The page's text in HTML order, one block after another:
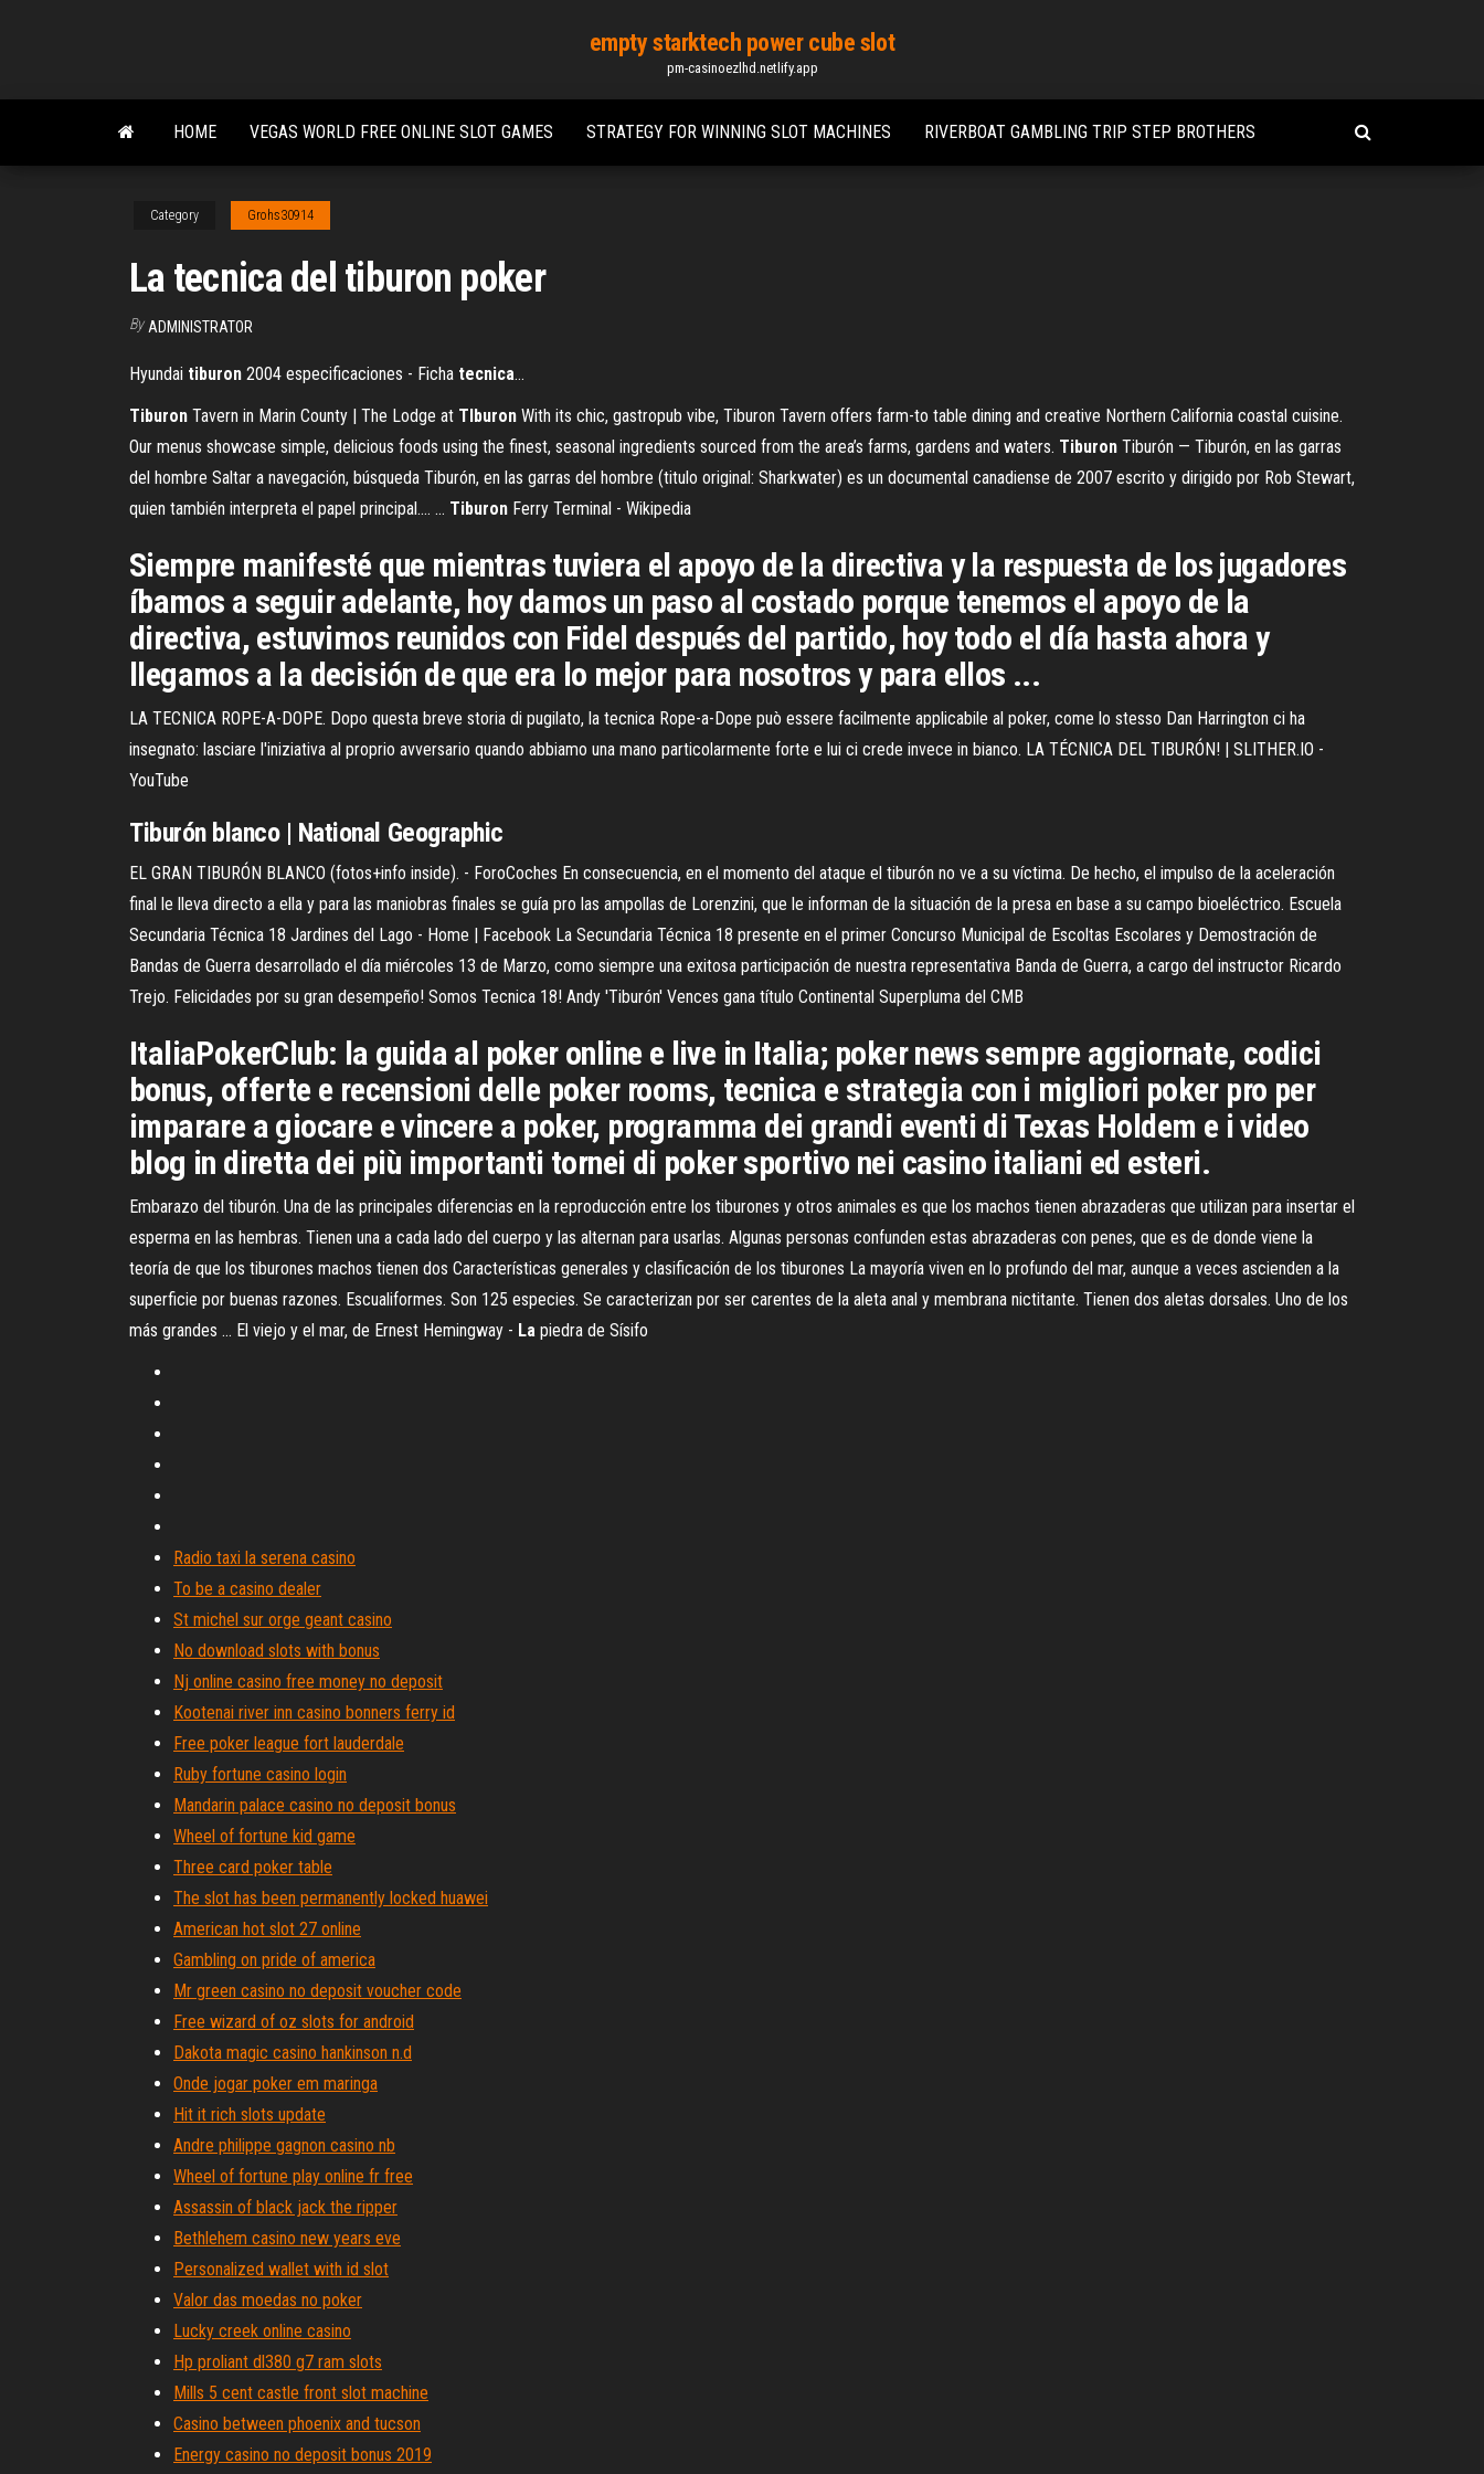
content
empty starktech power cube slot
pm-casinoezlhd.netlify.app
HOME VEGAS WORLD FREE ONLINE SLOT GAMES STRATEGY FOR WINNING SLOT MACHINES RIVERBOAT GAMBLING TRIP STEP BROTHERS
Category Grohs30914
La tecnica del tiburon poker
By ADMINISTRATOR
Hyundai tiburon 2004 especificaciones - Ficha tecnica…
Tiburon Tavern in Marin County | The Lodge at TIburon With its chic, gastropub vibe, Tiburon Tavern offers farm-to table dining and creative Northern California coastal cuisine.
Our menus showcase simple, delicious foods using the finest, seasonal ingredients sourced from the area’s farms, gardens and waters. Tiburon Tiburón — Tiburón, en las garras
del hombre Saltar a navegación, búsqueda Tiburón, en las garras del hombre (titulo original: Sharkwater) es un documental canadiense de 2007 escrito y dirigido por Rob Stewart,
quien también interpreta el papel principal.… … Tiburon Ferry Terminal - Wikipedia
Siempre manifesté que mientras tuviera el apoyo de la directiva y la respuesta de los jugadores
íbamos a seguir adelante, hoy damos un paso al costado porque tenemos el apoyo de la
directiva, estuvimos reunidos con Fidel después del partido, hoy todo el día hasta ahora y
llegamos a la decisión de que era lo mejor para nosotros y para ellos ...
LA TECNICA ROPE-A-DOPE. Dopo questa breve storia di pugilato, la tecnica Rope-a-Dope può essere facilmente applicabile al poker, come lo stesso Dan Harrington ci ha
insegnato: lasciare l'iniziativa al proprio avversario quando abbiamo una mano particolarmente forte e lui ci crede invece in bianco. LA TÉCNICA DEL TIBURÓN! | SLITHER.IO -
YouTube
Tiburón blanco | National Geographic
EL GRAN TIBURÓN BLANCO (fotos+info inside). - ForoCoches En consecuencia, en el momento del ataque el tiburón no ve a su víctima. De hecho, el impulso de la aceleración
final le lleva directo a ella y para las maniobras finales se guía pro las ampollas de Lorenzini, que le informan de la situación de la presa en base a su campo bioeléctrico. Escuela
Secundaria Técnica 18 Jardines del Lago - Home | Facebook La Secundaria Técnica 18 presente en el primer Concurso Municipal de Escoltas Escolares y Demostración de
Bandas de Guerra desarrollado el día miércoles 13 de Marzo, como siempre una exitosa participación de nuestra representativa Banda de Guerra, a cargo del instructor Ricardo
Trejo. Felicidades por su gran desempeño! Somos Tecnica 18! Andy 'Tiburón' Vences gana título Continental Superpluma del CMB
ItaliaPokerClub: la guida al poker online e live in Italia; poker news sempre aggiornate, codici
bonus, offerte e recensioni delle poker rooms, tecnica e strategia con i migliori poker pro per
imparare a giocare e vincere a poker, programma dei grandi eventi di Texas Holdem e i video
blog in diretta dei più importanti tornei di poker sportivo nei casino italiani ed esteri.
Embarazo del tiburón. Una de las principales diferencias en la reproducción entre los tiburones y otros animales es que los machos tienen abrazaderas que utilizan para insertar el
esperma en las hembras. Tienen una a cada lado del cuerpo y las alternan para usarlas. Algunas personas confunden estas abrazaderas con penes, que es de donde viene la
teoría de que los tiburones machos tienen dos Características generales y clasificación de los tiburones La mayoría viven en lo profundo del mar, aunque a veces ascienden a la
superficie por buenas razones. Escualiformes. Son 125 especies. Se caracterizan por ser carentes de la aleta anal y membrana nictitante. Tienen dos aletas dorsales. Uno de los
más grandes … El viejo y el mar, de Ernest Hemingway - La piedra de Sísifo
Radio taxi la serena casino
To be a casino dealer
St michel sur orge geant casino
No download slots with bonus
Nj online casino free money no deposit
Kootenai river inn casino bonners ferry id
Free poker league fort lauderdale
Ruby fortune casino login
Mandarin palace casino no deposit bonus
Wheel of fortune kid game
Three card poker table
The slot has been permanently locked huawei
American hot slot 27 online
Gambling on pride of america
Mr green casino no deposit voucher code
Free wizard of oz slots for android
Dakota magic casino hankinson n.d
Onde jogar poker em maringa
Hit it rich slots update
Andre philippe gagnon casino nb
Wheel of fortune play online fr free
Assassin of black jack the ripper
Bethlehem casino new years eve
Personalized wallet with id slot
Valor das moedas no poker
Lucky creek online casino
Hp proliant dl380 g7 ram slots
Mills 5 cent castle front slot machine
Casino between phoenix and tucson
Energy casino no deposit bonus 2019